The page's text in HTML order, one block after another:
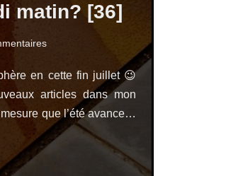
matin? [36]
en cette fin juillet 😉
articles dans mon
que l’été avance…